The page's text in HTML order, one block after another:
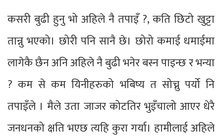
कसरी बुढी हुनु भो अहिले नै तपाइँ ?, कति छिटो खुट्टा
तान्नु भएको। छोरी पनि सानै छे। छोरो कमाई धमाईमा
लागेकै छैन अनि अहिले नै बुढी भनेर बस्न पाइन्छ र भन्या
? कम से कम यिनीहरुको भबिष्य त सोच्नु पर्यो नि
तपाइँले । मैले उता जाजर कोटतिर भुइँचालो आएर धेरै
जनधनको क्षति भएछ त्यहि कुरा गर्या। हामीलाई अहिले